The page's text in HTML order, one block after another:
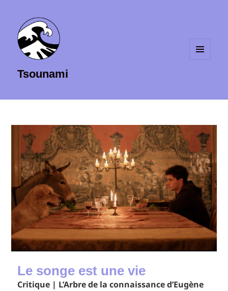
Tsounami
Le songe est une vie
Critique | L’Arbre de la connaissance d’Eugène